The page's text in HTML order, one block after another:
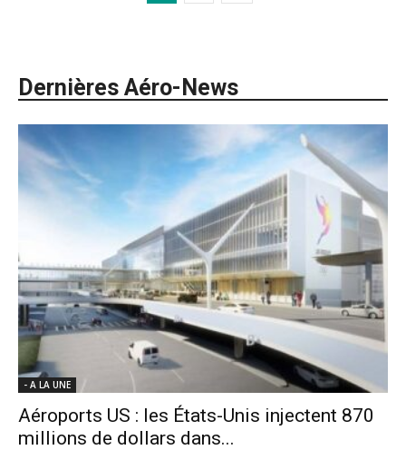
Dernières Aéro-News
- A LA UNE
Aéroports US : les États-Unis injectent 870
millions de dollars dans...